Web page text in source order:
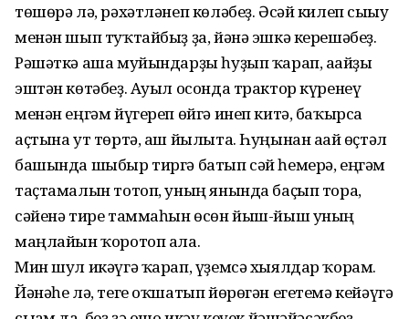
төшөрә лә, рәхәтләнеп көләбеҙ. Әсәй килеп сығыу
менән шып туҡтайбыҙ ҙа, йәнә эшкә керешәбеҙ.
Рәшәткә аша муйындарҙы һуҙып ҡарап, ағайҙы
эштән көтәбеҙ. Ауыл осонда трактор күренеү
менән еңгәм йүгереп өйгә инеп китә, баҡырса
аҫтына ут төртә, аш йылыта. Һуңынан ағай өҫтәл
башында шыбыр тиргә батып сәй һемерә, еңгәм
таҫтамалын тотоп, уның янында баҫып тора,
сәйенә тире таммаһын өсөн йыш-йыш уның
маңлайын ҡоротоп ала.
Мин шул икәүгә ҡарап, үҙемсә хыялдар ҡорам.
Йәнәһе лә, теге оҡшатып йөрөгән егетемә кейәүгә